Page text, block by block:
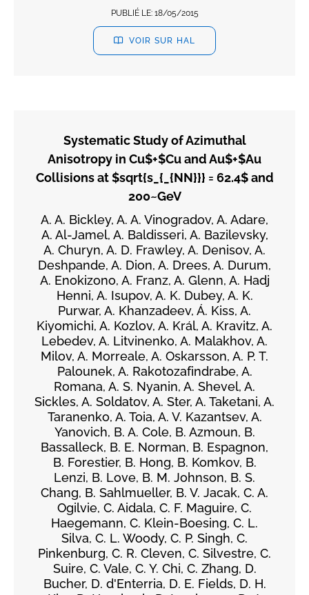
PUBLIÉ LE: 18/05/2015
VOIR SUR HAL
Systematic Study of Azimuthal
Anisotropy in Cu$+$Cu and Au$+$Au
Collisions at $sqrt{s_{_{NN}}} = 62.4$ and
200~GeV
A. A. Bickley, A. A. Vinogradov, A. Adare,
A. Al-Jamel, A. Baldisseri, A. Bazilevsky,
A. Churyn, A. D. Frawley, A. Denisov, A.
Deshpande, A. Dion, A. Drees, A. Durum,
A. Enokizono, A. Franz, A. Glenn, A. Hadj
Henni, A. Isupov, A. K. Dubey, A. K.
Purwar, A. Khanzadeev, Á. Kiss, A.
Kiyomichi, A. Kozlov, A. Král, A. Kravitz, A.
Lebedev, A. Litvinenko, A. Malakhov, A.
Milov, A. Morreale, A. Oskarsson, A. P. T.
Palounek, A. Rakotozafindrabe, A.
Romana, A. S. Nyanin, A. Shevel, A.
Sickles, A. Soldatov, A. Ster, A. Taketani, A.
Taranenko, A. Toia, A. V. Kazantsev, A.
Yanovich, B. A. Cole, B. Azmoun, B.
Bassalleck, B. E. Norman, B. Espagnon,
B. Forestier, B. Hong, B. Komkov, B.
Lenzi, B. Love, B. M. Johnson, B. S.
Chang, B. Sahlmueller, B. V. Jacak, C. A.
Ogilvie, C. Aidala, C. F. Maguire, C.
Haegemann, C. Klein-Boesing, C. L.
Silva, C. L. Woody, C. P. Singh, C.
Pinkenburg, C. R. Cleven, C. Silvestre, C.
Suire, C. Vale, C. Y. Chi, C. Zhang, D.
Bucher, D. d'Enterria, D. E. Fields, D. H.